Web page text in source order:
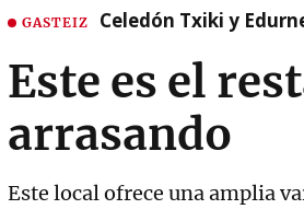
GASTEIZ Celedón Txiki y
Este es el
arrasando
Este local ofrece una amplia